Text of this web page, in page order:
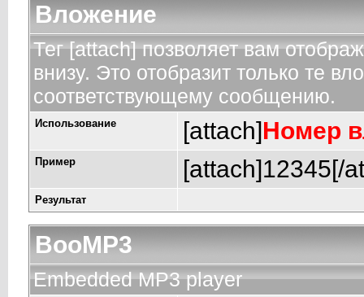
Вложение
Тег [attach] позволяет вам
внизу. Это отобразит только те
соответствующему сообщению.
Использование [attach]Номер
Пример [attach]12345[/
Результат
BooMP3
Embedded MP3 player